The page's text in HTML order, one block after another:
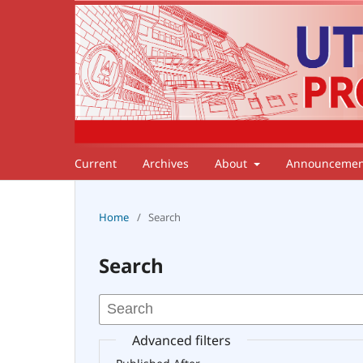
Current Archives About
Home / Search
Search
Advanced filters